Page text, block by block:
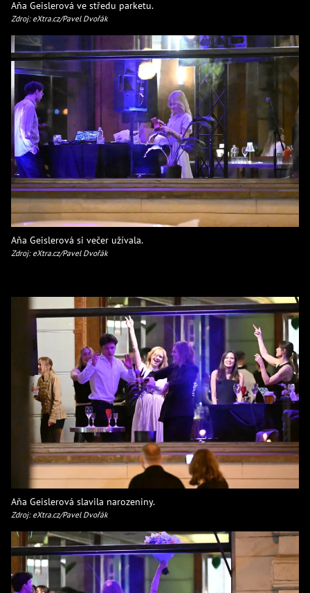
Aňa Geislerová ve středu parketu.
Zdroj: eXtra.cz/Pavel Dvořák
Aňa Geislerová si večer užívala.
Zdroj: eXtra.cz/Pavel Dvořák
Aňa Geislerová slavila narozeniny.
Zdroj: eXtra.cz/Pavel Dvořák